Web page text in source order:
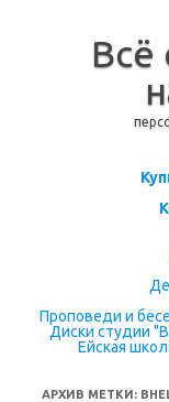
Всё
Проповеди и
Диски студии
Ейская
АРХИВ МЕТКИ: